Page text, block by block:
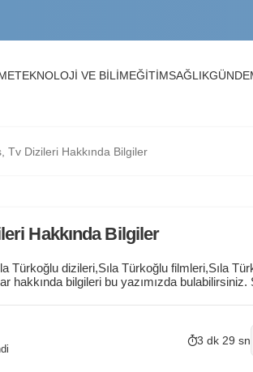
TEKNOLOJİ VE BİLİMEĞİTİMSAĞLIK
Tv Dizileri Hakkında Bilgiler
Hakkında Bilgiler
Türkoğlu dizileri,Sıla Türkoğlu filmleri,Sıla
bilgileri bu yazımızda bulabilirsiniz.
bir...
3 dk 29 sn